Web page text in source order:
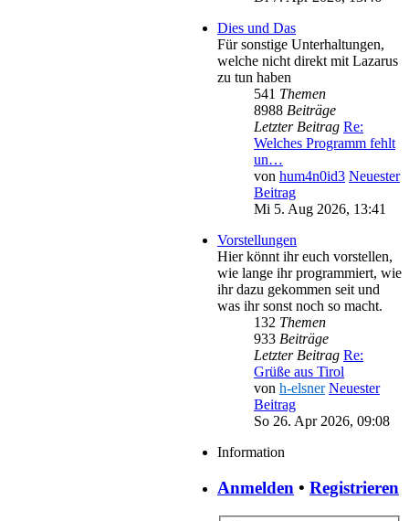
Dies und Das
Für sonstige Unterhaltungen,
welche nicht direkt mit Lazarus
zu tun haben
541 Themen
8988 Beiträge
Letzter Beitrag Re:
Welches Programm fehlt
un…
von hum4n0id3 Neuester
Beitrag
Mi 5. Aug 2026, 13:41
Vorstellungen
Hier könnt ihr euch vorstellen,
wie lange ihr programmiert, wie
ihr dazu gekommen seit und
was ihr sonst noch so macht.
132 Themen
933 Beiträge
Letzter Beitrag Re:
Grüße aus Tirol
von h-elsner Neuester
Beitrag
So 26. Apr 2026, 09:08
Information
Anmelden • Registrieren